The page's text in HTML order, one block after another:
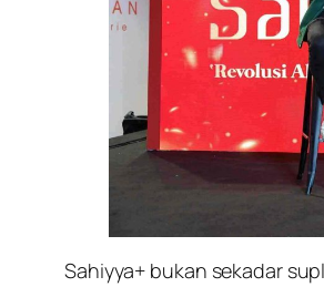
Sahiyya+ bukan sekadar